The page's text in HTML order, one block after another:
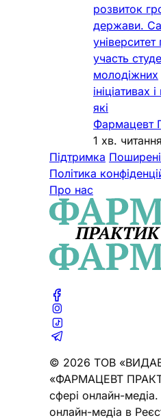
розвиток
держави.
університет
участь
молодіжних
ініціативах
які
Фармацевт
1 хв. читання
Підтримка
Політика
Про нас
© 2026 ТОВ
«ФАРМАЦЕВТ
сфері онлайн-медіа.
онлайн-медіа в